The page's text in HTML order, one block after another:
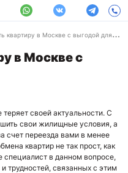
квартиру в Москве с выгодой для себя?
в Москве с
своей актуальности. С
свои жилищные условия, а
счет переезда вами в менее
квартир не так прост, как
специалист в данном вопросе,
трудностей, связанных с этим